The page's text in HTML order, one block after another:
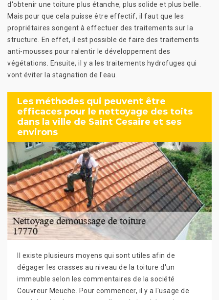
d'obtenir une toiture plus étanche, plus solide et plus belle.
Mais pour que cela puisse être effectif, il faut que les
propriétaires songent à effectuer des traitements sur la
structure. En effet, il est possible de faire des traitements
anti-mousses pour ralentir le développement des
végétations. Ensuite, il y a les traitements hydrofuges qui
vont éviter la stagnation de l'eau.
Les méthodes qui peuvent être
efficaces pour le nettoyage des toits
dans la ville de Saint Cesaire et ses
environs
Il existe plusieurs moyens qui sont utiles afin de
dégager les crasses au niveau de la toiture d'un
immeuble selon les commentaires de la société
Couvreur Meuche. Pour commencer, il y a l'usage de